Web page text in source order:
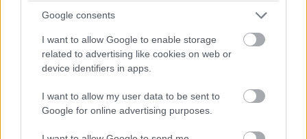
Google consents
I want to allow Google to enable storage
related to advertising like cookies on web or
device identifiers in apps.
I want to allow my user data to be sent to
Google for online advertising purposes.
turbópékek versenyzőjét, Nick Yellolyt bokszutcai gyorshajtás
miatt vizsgálják!
Fuocót ezúttal azzal biztatják, hogy sokkal több
pályaelhagyása van az előtte haladó Porschének, szóval ő